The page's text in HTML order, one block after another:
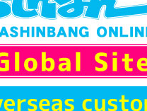
す。
※詳細につき